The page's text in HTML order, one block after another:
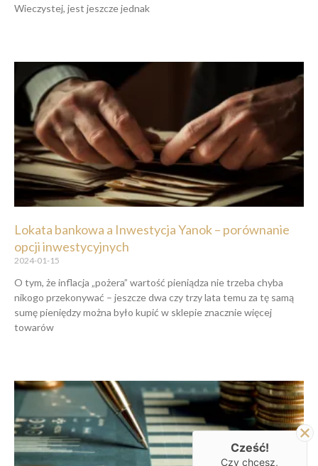
Wieczystej, jest jeszcze jednak
Lokata bankowa a Inwestycja Yanok – porównanie
opcji inwestycyjnych
2024-01-15
O tym, że inflacja „pożera” wartość pieniądza nie trzeba chyba
nikogo przekonywać – jeszcze dwa czy trzy lata temu za tę samą
sumę pieniędzy można było kupić w sklepie znacznie więcej
towarów
Cześć!
Czy chcesz,